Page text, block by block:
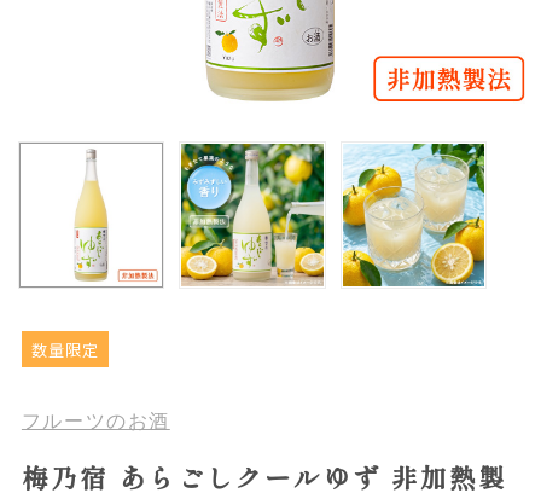
数量限定
フルーツのお酒
梅乃宿 あらごしクールゆず 非加熱製